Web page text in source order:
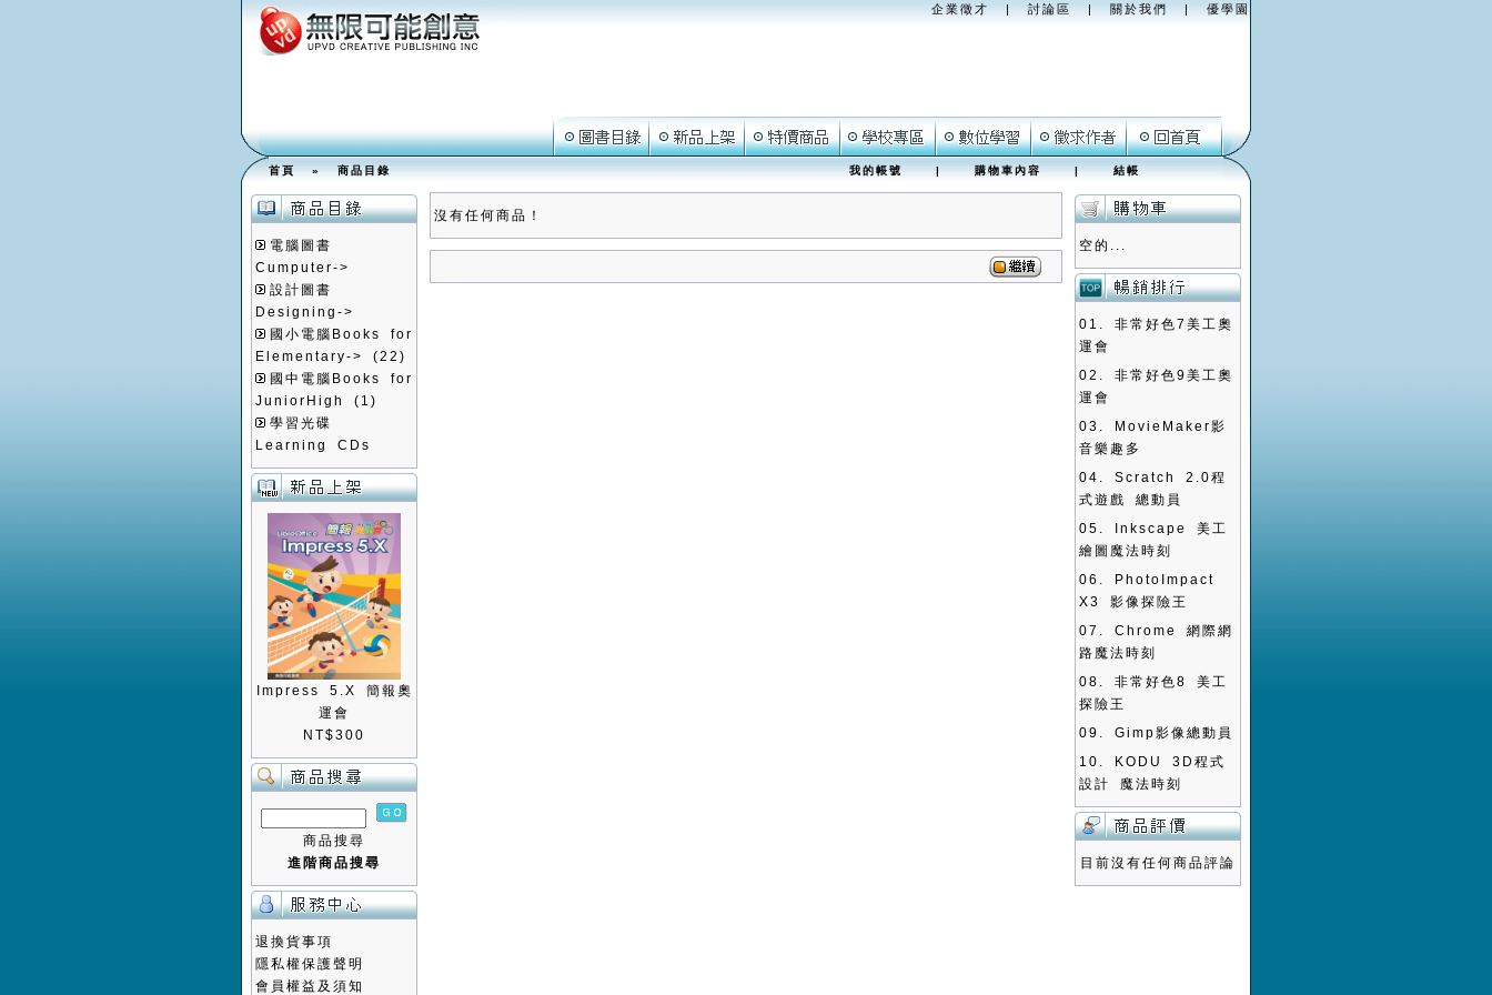
企業徵才 | 討論區 | 關於我們 | 優學園
首頁»商品目錄 我的帳號|購物車內容|結帳
電腦圖書
Cumputer->
設計圖書
Designing->
國小電腦Books for
Elementary->
(22)
國中電腦Books for
JuniorHigh
(1)
學習光碟
Learning CDs
Impress 5.X 簡報奧
運會
NT$300
商品搜尋
進階商品搜尋
退換貨事項
隱私權保護聲明
會員權益及須知
沒有任何商品！
空的...
01. 非常好色7美工奧
運會
02. 非常好色9美工奧
運會
03.
MovieMaker影
音樂趣多
04. Scratch 2.0程
式遊戲 總動員
05.
Inkscape 美工
繪圖魔法時刻
06.
PhotoImpact
X3 影像探險王
07. Chrome 網際網
路魔法時刻
08. 非常好色8 美工
探險王
09. Gimp影像總動員
10.
KODU 3D程式
設計 魔法時刻
目前沒有任何商品評論